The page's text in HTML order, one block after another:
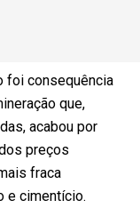
foi consequência
que,
acabou por
preços
fraca
e cimentício.